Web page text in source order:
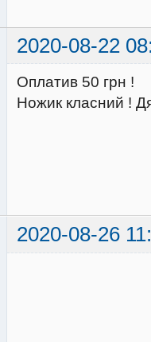
2020-08-22
Оплатив 50 грн !
Ножик класний !
2020-08-26